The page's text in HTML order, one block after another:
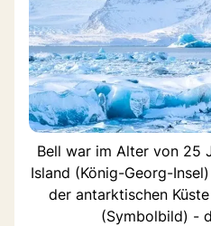
Bell war im Alter von 25
Island (König-Georg-
der antarktischen
(Symbolbild) -